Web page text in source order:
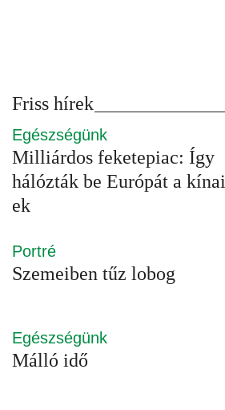
Friss hírek
Egészségünk
Milliárdos feketepiac: Így
hálózták be Európát a
ek
Portré
Szemeiben tűz lobog
Egészségünk
Málló idő